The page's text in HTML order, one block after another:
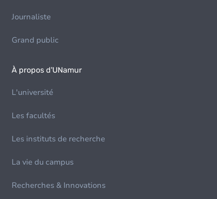
Journaliste
Grand public
À propos d'UNamur
L'université
Les facultés
Les instituts de recherche
La vie du campus
Recherches & Innovations